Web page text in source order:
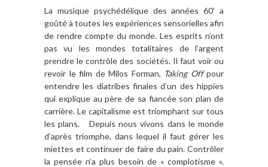
La musique psychédélique des années 60’ a
goûté à toutes les expériences sensorielles afin
de rendre compte du monde. Les esprits n’ont
pas vu les mondes totalitaires de l’argent
prendre le contrôle des sociétés. Il faut voir ou
revoir le film de Milos Forman, Taking Offpour
entendre les diatribes finales d’un des hippies
qui explique au père de sa fiancée son plan de
carrière. Le capitalisme est triomphant sur tous
les plans. Depuis nous vivons dans le monde
d’après triomphe, dans lequel il faut gérer les
miettes et continuer de faire du pain. Contrôler
la pensée n’a plus besoin de « complotisme ».